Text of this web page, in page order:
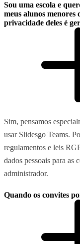
Sou uma escola e
meus alunos menores
privacidade deles é
Sim, pensamos
usar Slidesgo Teams.
regulamentos e leis
dados pessoais para as
administrador.
Quando os convites